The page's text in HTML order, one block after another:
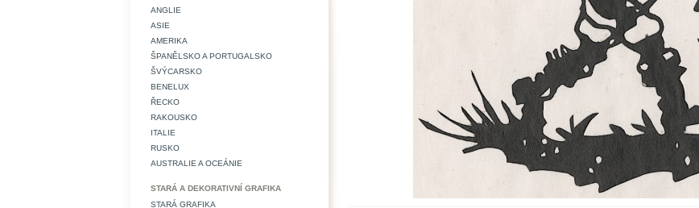
ANGLIE
ASIE
AMERIKA
ŠPANĚLSKO A PORTUGALSKO
ŠVÝCARSKO
BENELUX
ŘECKO
RAKOUSKO
ITALIE
RUSKO
AUSTRALIE A OCEÁNIE
STARÁ A DEKORATIVNÍ GRAFIKA
STARÁ GRAFIKA